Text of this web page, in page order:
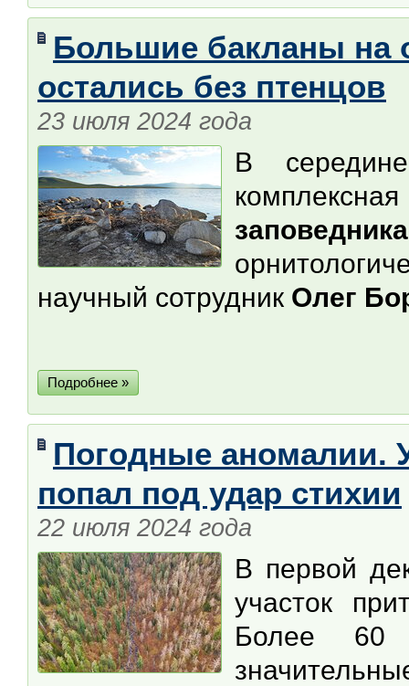
Большие бакланы на
остались без птенцов
23 июля 2024 года
В
заповедника
научный сотрудник Олег
Подробнее »
Погодные аномалии.
попал под удар стихии
22 июля 2024 года
В первой
участок
Более 60